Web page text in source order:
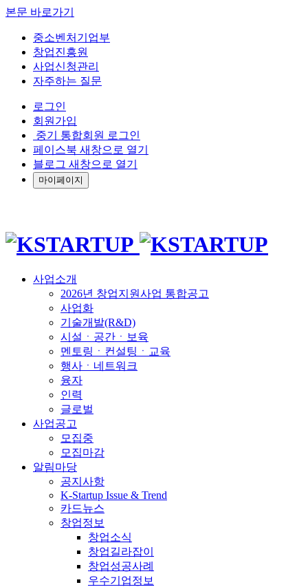
본문 바로가기
중소벤처기업부
창업진흥원
사업신청관리
자주하는 질문
로그인
회원가입
중기 통합회원 로그인
페이스북 새창으로 열기
블로그 새창으로 열기
마이페이지
사업소개
2026년 창업지원사업 통합공고
사업화
기술개발(R&D)
시설ㆍ공간ㆍ보육
멘토링ㆍ컨설팅ㆍ교육
행사ㆍ네트워크
융자
인력
글로벌
사업공고
모집중
모집마감
알림마당
공지사항
K-Startup Issue & Trend
카드뉴스
창업정보
창업소식
창업길라잡이
창업성공사례
우수기업정보